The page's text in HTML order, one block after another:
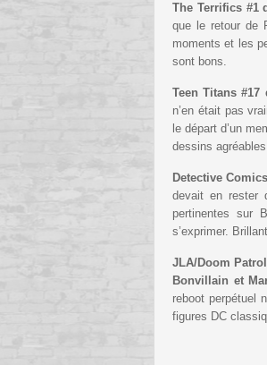
The Terrifics #1
que le retour de
moments et les
sont bons.
Teen Titans
n’en était pas
le départ d’un
dessins
Detective
devait en rester
pertinentes sur
s’exprimer.
JLA/Doom
Bonvillain et
reboot perpétuel
figures DC